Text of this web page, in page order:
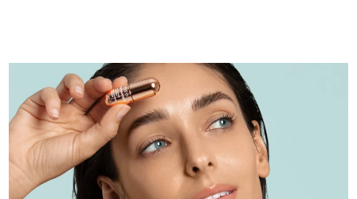
Filipinler
Polonya
Tahmini teslim tarihi
Portekiz
Tahmini teslim tarihi
08/08/2026